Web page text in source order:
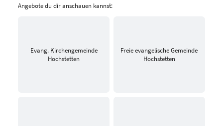
Angebote du dir anschauen kannst:
Evang. Kirchengemeinde
Hochstetten
Freie evangelische Gemeinde
Hochstetten